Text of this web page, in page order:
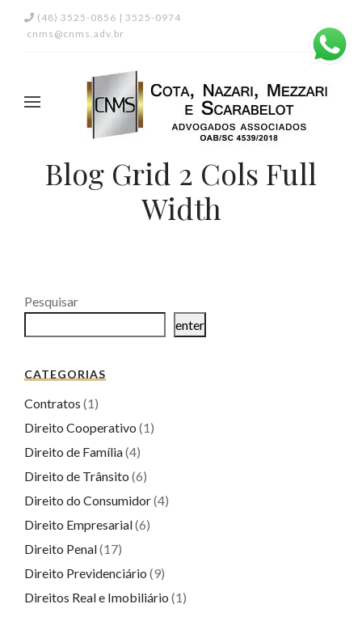
(48) 3525-0856 | 3525-0974
cnms@cnms.adv.br
Blog Grid 2 Cols Full
Width
Pesquisar
enter
CATEGORIAS
Contratos (1)
Direito Cooperativo (1)
Direito de Família(4)
Direito de Trânsito (6)
Direito do Consumidor(4)
Direito Empresarial(6)
Direito Penal(17)
Direito Previdenciário (9)
Direitos Real e Imobiliário (1)